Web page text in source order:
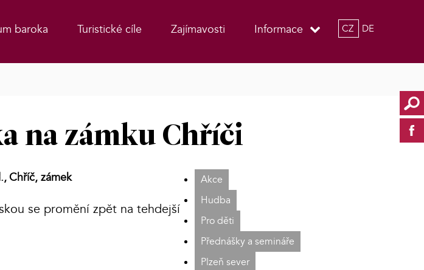
baroka Turistické cíle Zajímavosti Informace CZ DE
na zámku Chříči
Akce
Hudba
Pro děti
Přednášky a semináře
Plzeň sever
Chříč, zámek
se promění zpět na tehdejší